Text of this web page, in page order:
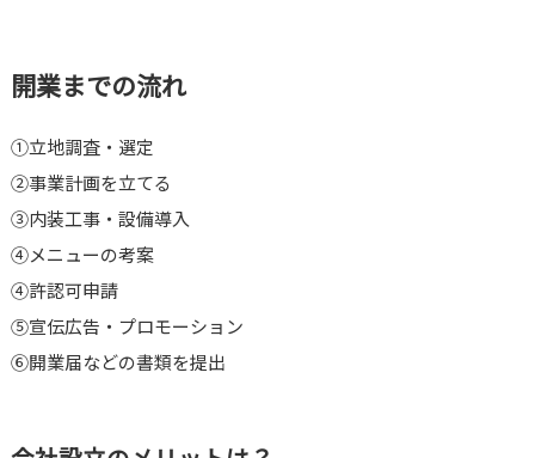
開業までの流れ
➀立地調査・選定
②事業計画を立てる
③内装工事・設備導入
④メニューの考案
④許認可申請
⑤宣伝広告・プロモーション
⑥開業届などの書類を提出